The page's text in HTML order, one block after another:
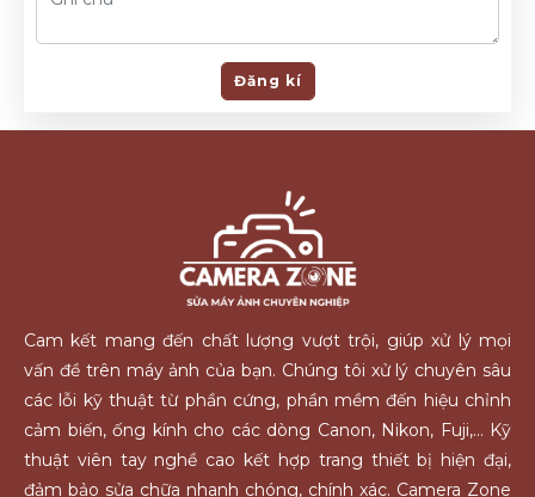
Đăng kí
Cam kết mang đến chất lượng vượt trội, giúp xử lý mọi
vấn đề trên máy ảnh của bạn. Chúng tôi xử lý chuyên sâu
các lỗi kỹ thuật từ phần cứng, phần mềm đến hiệu chỉnh
cảm biến, ống kính cho các dòng Canon, Nikon, Fuji,... Kỹ
thuật viên tay nghề cao kết hợp trang thiết bị hiện đại,
đảm bảo sửa chữa nhanh chóng, chính xác. Camera Zone